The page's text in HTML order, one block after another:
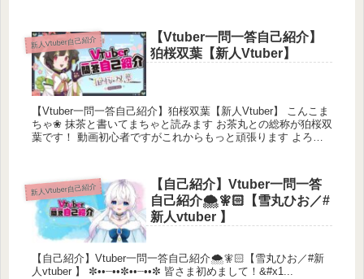
新人Vtuber自己紹介
【Vtuber一問一答自己紹介】
狛桜双葉【新人Vtuber】
【Vtuber一問一答自己紹介】狛桜双葉【新人Vtuber】 こんこま
ちゃ❀ 抹茶と書いてまちゃと読みます お茶丸との総称が狛桜双
葉です！ 動画初心者ですがこれからもっと頑張ります よろし
新人Vtuber自己紹介
【自己紹介】Vtuber一問一答
自己紹介🌨️🧚🏻【雪丸ひお／#
新人vtuber 】
【自己紹介】Vtuber一問一答自己紹介🌨️🧚🏻【雪丸ひお／#新
人vtuber 】 ✼••┈••✼••┈••✼ 皆さま初めまして！&#x1...